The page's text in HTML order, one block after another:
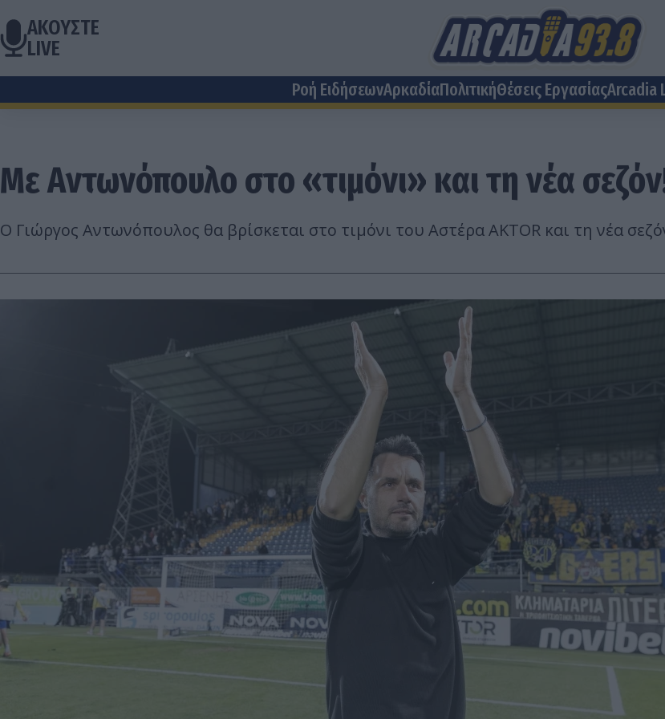
ΑΚΟΥΣΤΕ
LIVE
Ροή ΕιδήσεωνΑρκαδίαΠολιτικήΘέσεις EργασίαςArcadia
Με Αντωνόπουλο στο «τιμόνι» και τη νέα
Ο Γιώργος Αντωνόπουλος θα βρίσκεται στο τιμόνι του Αστέρα AKTOR και τη νέα